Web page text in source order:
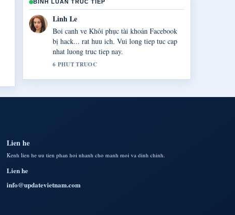
BINH LUAN TRUC TIEP
Linh Le
Boi canh ve Khôi phục tài khoản Facebook
bị hack... rat huu ich. Vui long tiep tuc cap
nhat luong truc tiep nay.
6 PHUT TRUOC
Lien he
Kenh lien he uu tien phan hoi nhanh cho manh moi va dinh chinh.
Lien he
info@updatevietnam.com